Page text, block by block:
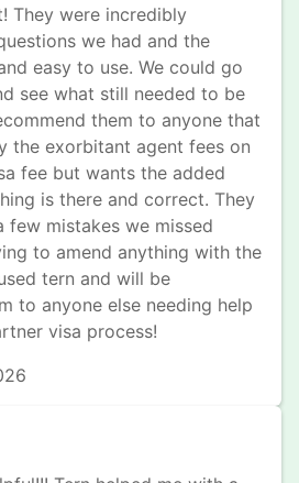
They were incredibly
we had and the
easy to use. We could go
see what still needed to be
them to anyone that
the exorbitant agent fees on
fee but wants the added
is there and correct. They
mistakes we missed
to amend anything with the
tern and will be
to anyone else needing help
visa process!